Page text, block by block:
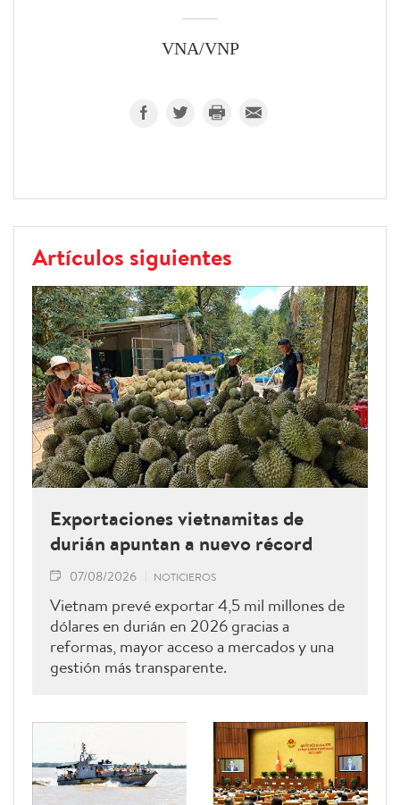
VNA/VNP
Artículos siguientes
Exportaciones vietnamitas de
durián apuntan a nuevo récord
07/08/2026 NOTICIEROS
Vietnam prevé exportar 4,5 mil millones de
dólares en durián en 2026 gracias a
reformas, mayor acceso a mercados y una
gestión más transparente.